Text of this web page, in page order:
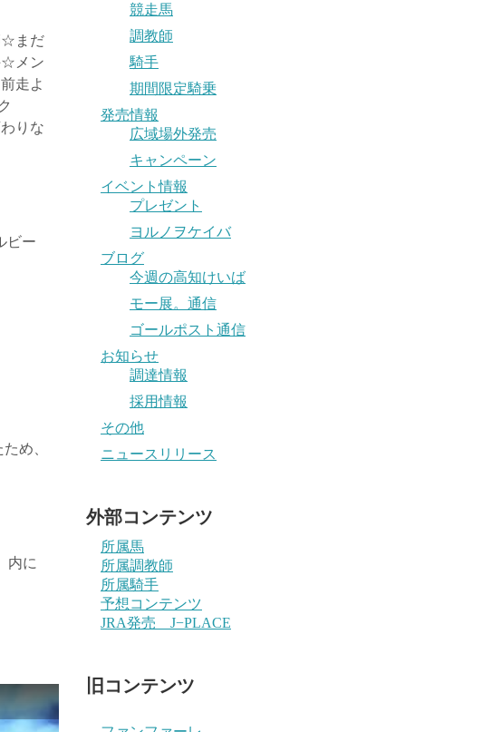
☆まだ
☆メン
走よ
ク
りな
ビー
め、
内に
競走馬
調教師
騎手
期間限定騎乗
発売情報
広域場外発売
キャンペーン
イベント情報
プレゼント
ヨルノヲケイバ
ブログ
今週の高知けいば
モー展。通信
ゴールポスト通信
お知らせ
調達情報
採用情報
その他
ニュースリリース
外部コンテンツ
所属馬
所属調教師
所属騎手
予想コンテンツ
JRA発売 J−PLACE
旧コンテンツ